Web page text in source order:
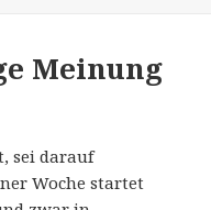
Meinung
sei darauf
Woche startet